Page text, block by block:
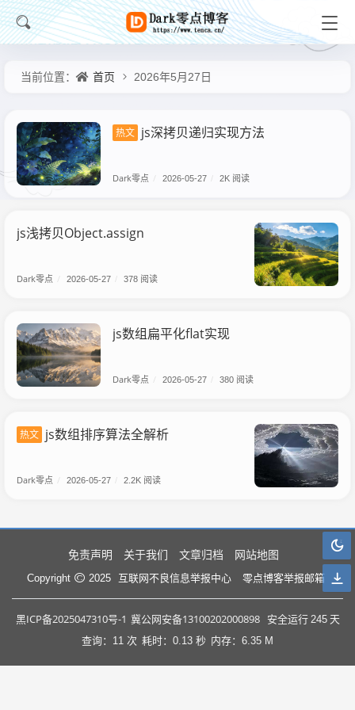
当前位置： 首页 2026年5月27日
热文 js深拷贝递归实现方法
Dark零点 / 2026-05-27 2K 阅读
js浅拷贝Object.assign
Dark零点 2026-05-27 378 阅读
js数组扁平化flat实现
Dark零点 2026-05-27 380 阅读
热文 js数组排序算法全解析
Dark零点 2026-05-27 2.2K 阅读
免责声明 关于我们 文章归档 网站地图
Copyright 2025 互联网不良信息举报中心 零点博客举报邮箱
黑ICP备2025047310号-1 冀公网安备13100202000898 安全运行 245 天
查询：11 次 耗时：0.13 秒 内存：6.35 M